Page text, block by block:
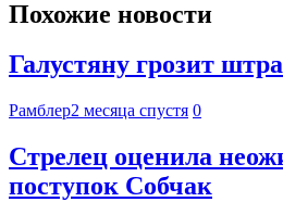
Похожие новости
Галустяну грозит
Рамблер2 месяца спустя 0
Стрелец оценила
поступок Собчак